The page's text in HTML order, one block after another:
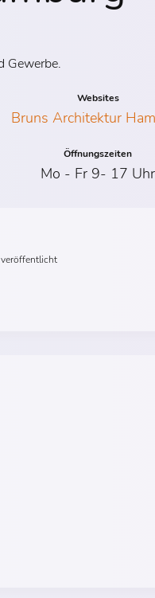
Gewerbe.
Websites
Bruns Architektur
Öffnungszeiten
Mo - Fr 9- 17 Uhr